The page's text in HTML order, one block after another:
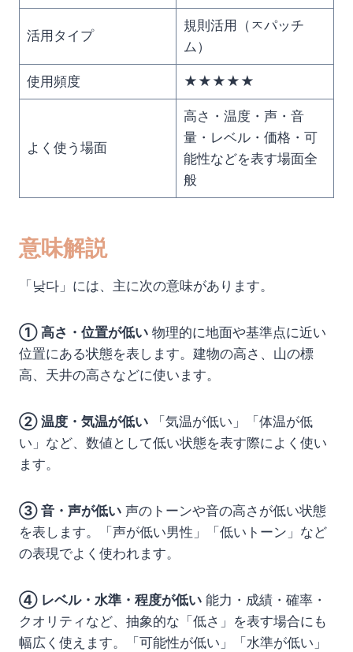
活用タイプ
規則活用（ㅈパッチ
ム）
使用頻度 ★★★★★
よく使う場面
高さ・温度・声・音
量・レベル・価格・可
能性などを表す場面全
般
意味解説
「낮다」には、主に次の意味があります。
① 高さ・位置が低い 物理的に地面や基準点に近い
位置にある状態を表します。建物の高さ、山の標
高、天井の高さなどに使います。
② 温度・気温が低い 「気温が低い」「体温が低
い」など、数値として低い状態を表す際によく使い
ます。
③ 音・声が低い 声のトーンや音の高さが低い状態
を表します。「声が低い男性」「低いトーン」など
の表現でよく使われます。
④ レベル・水準・程度が低い 能力・成績・確率・
クオリティなど、抽象的な「低さ」を表す場合にも
幅広く使えます。「可能性が低い」「水準が低い」